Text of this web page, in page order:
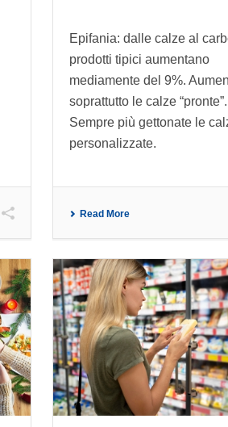
Epifania: dalle calze al
prodotti tipici aumentano
mediamente del 9%.
soprattutto le calze “pronte”.
Sempre più gettonate le
personalizzate.
Read More